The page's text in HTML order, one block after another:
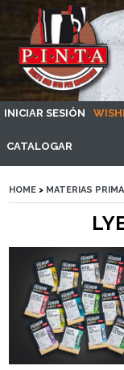
INICIAR SESIÓN
CATALOGAR
HOME > MATERIAS